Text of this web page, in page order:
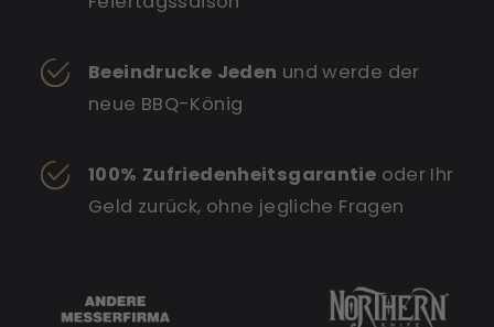
Beeindrucke Jeden und werde der
neue BBQ-König
100% Zufriedenheitsgarantie oder Ihr
Geld zurück, ohne jegliche Fragen